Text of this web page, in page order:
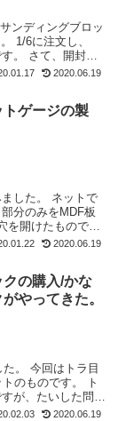
ンディングブロッ
1/6に注文し、
。 さて、開封の
2020.06.19
ゲージの製
した。 ネットで
分のみをMDF板
を開けたもので
ークション...2020.06.19
クの購入/かな
やってきた。
。 今回はトラ目
のものです。 ト
が、たいした問題
...
2020.06.19